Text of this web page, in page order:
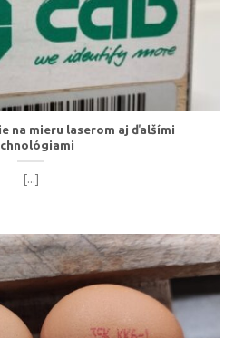
na mieru laserom aj ďalšími
[...]